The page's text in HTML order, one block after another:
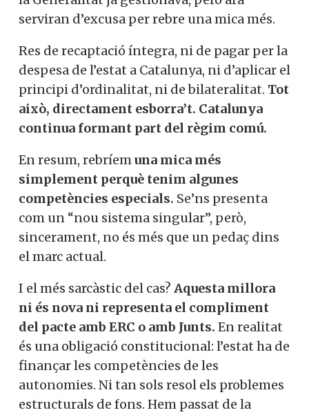
de “singularitats ” reconegudes a
Catalunya per millorar-ne
el finançament
en aspectes concrets
com la llengua, els
Mossos, o les presons. És a dir, elements
que la Generalitat ja gestionava, però ara
serviran d’excusa per rebre una mica més.
Res de recaptació íntegra, ni de pagar per
la despesa de l’estat a Catalunya, ni
d’aplicar el principi d’ordinalitat, ni de
bilateralitat.
Tot això, directament
esborra’t. Catalunya continua formant
part del règim comú.
En resum, rebríem una mica més
simplement perquè tenim algunes
competències especials.
Se’ns presenta
com un “nou sistema singular”, però,
sincerament, no és més que un pedaç dins
el marc actual.
I el més sarcàstic del cas?Aquesta millora
Vols col·laborar a
Converses a Catalunya?
Et convidem a participar i
membre actiu de la nostra
comunitat.
Si, vull col·laborar activament